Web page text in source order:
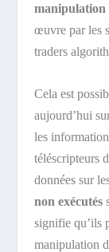
manipulation
œuvre par les
traders
Cela est
aujourd’hui
les
téléscripteurs
données sur
non exécutés
signifie qu’ils
manipulation